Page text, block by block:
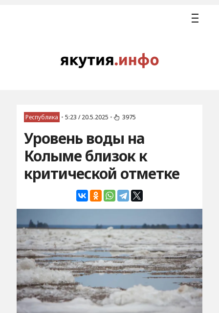
Республика • 5:23 / 20.5.2025 • 3975
Уровень воды на
Колыме близок к
критической отметке